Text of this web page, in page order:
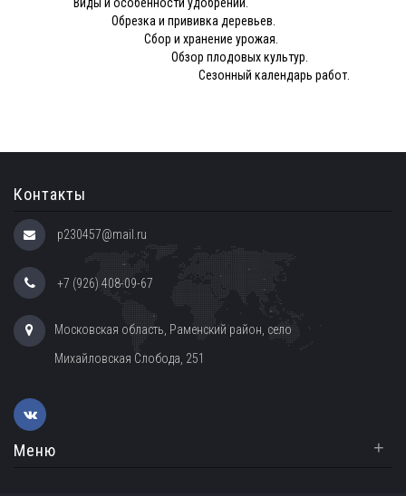
Обрезка и прививка деревьев.
Сбор и хранение урожая.
Обзор плодовых культур.
Сезонный календарь работ.
Контакты
p230457@mail.ru
+7 (926) 408-09-67
Московская область, Раменский район, село
Михайловская Слобода, 251
Меню +